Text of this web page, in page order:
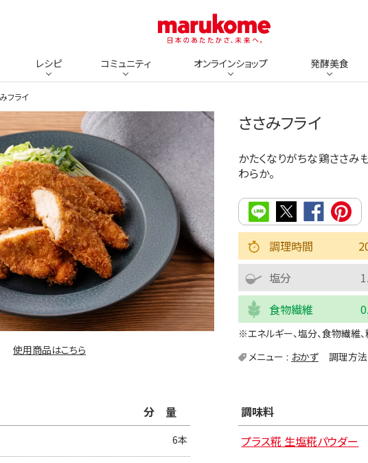
レシピ コミュニティ オンラインショップ 発酵美食
フライ
使用商品はこちら
ささみフライ
かたくなりがちな鶏ささみ
わらか。
調理時間
塩分
食物繊維
※エネルギー、塩分、食物繊維
メニュー
おかず 調理方法
分量
6本
調味料
プラス糀 生塩糀パウダー